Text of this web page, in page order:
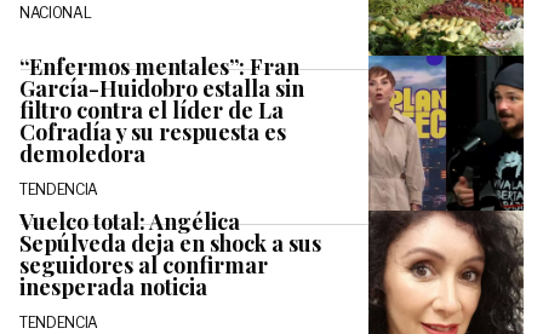
NACIONAL
“Enfermos mentales”: Fran
García-Huidobro estalla sin
filtro contra el líder de La
Cofradía y su respuesta es
demoledora
TENDENCIA
Vuelco total: Angélica
Sepúlveda deja en shock a sus
seguidores al confirmar
inesperada noticia
TENDENCIA